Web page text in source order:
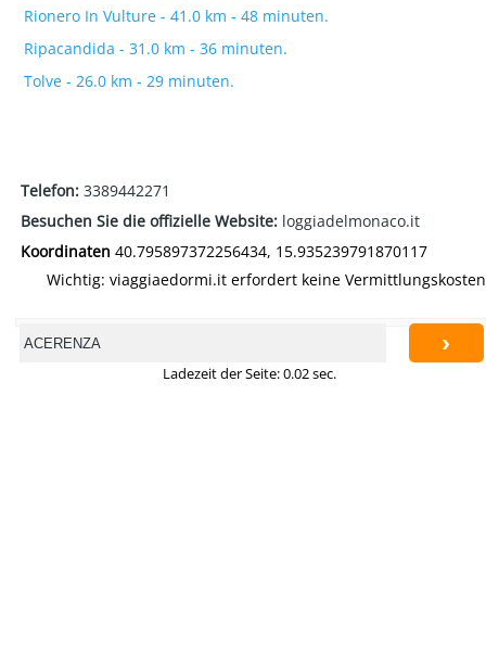
Rionero In Vulture - 41.0 km - 48 minuten.
Ripacandida - 31.0 km - 36 minuten.
Tolve - 26.0 km - 29 minuten.
Telefon: 3389442271
Besuchen Sie die offizielle Website: loggiadelmonaco.it
Koordinaten 40.795897372256434, 15.935239791870117
Wichtig: viaggiaedormi.it erfordert keine Vermittlungskosten
›
Ladezeit der Seite: 0.02 sec.